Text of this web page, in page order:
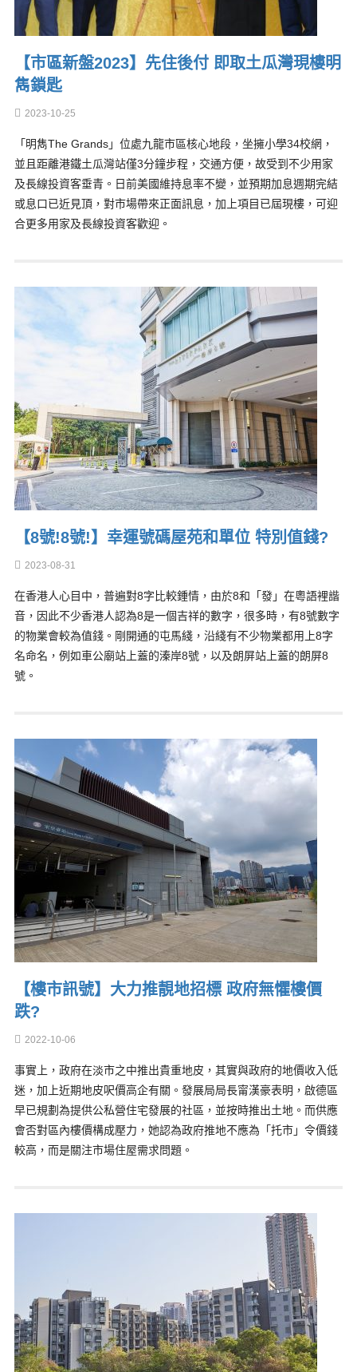
【市區新盤2023】先住後付 即取土瓜灣現樓明
雋鎖匙
2023-10-25
「明雋The Grands」位處九龍市區核心地段，坐擁小學34校網，
並且距離港鐵土瓜灣站僅3分鐘步程，交通方便，故受到不少用家
及長線投資客垂青。日前美國維持息率不變，並預期加息週期完結
或息口已近見頂，對市場帶來正面訊息，加上項目已屆現樓，可迎
合更多用家及長線投資客歡迎。
【8號!8號!】幸運號碼屋苑和單位 特別值錢?
2023-08-31
在香港人心目中，普遍對8字比較鍾情，由於8和「發」在粵語裡諧
音，因此不少香港人認為8是一個吉祥的數字，很多時，有8號數字
的物業會較為值錢。剛開通的屯馬綫，沿綫有不少物業都用上8字
名命名，例如車公廟站上蓋的溱岸8號，以及朗屏站上蓋的朗屏8
號。
【樓市訊號】大力推靚地招標 政府無懼樓價
跌?
2022-10-06
事實上，政府在淡市之中推出貴重地皮，其實與政府的地價收入低
迷，加上近期地皮呎價高企有關。發展局局長甯漢豪表明，啟德區
早已規劃為提供公私營住宅發展的社區，並按時推出土地。而供應
會否對區內樓價構成壓力，她認為政府推地不應為「托市」令價錢
較高，而是關注市場住屋需求問題。